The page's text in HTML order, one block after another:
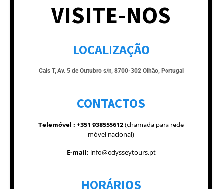
VISITE-NOS
LOCALIZAÇÃO
Cais T, Av. 5 de Outubro s/n, 8700-302 Olhão, Portugal
CONTACTOS
Telemóvel : +351 938555612(chamada para rede
móvel nacional)
E-mail: info@odysseytours.pt
HORÁRIOS